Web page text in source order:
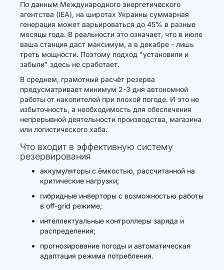
По данным Международного энергетического
агентства (IEA), на широтах Украины суммарная
генерация может варьироваться до 45% в разные
месяцы года. В реальности это означает, что в июле
ваша станция даст максимум, а в декабре - лишь
треть мощности. Поэтому подход "установили и
забыли" здесь не сработает.
В среднем, грамотный расчёт резерва
предусматривает минимум 2-3 дня автономной
работы от накопителей при плохой погоде. И это не
избыточность, а необходимость для обеспечения
непрерывной деятельности производства, магазина
или логистического хаба.
Что входит в эффективную систему
резервирования
аккумуляторы с ёмкостью, рассчитанной на
критические нагрузки;
гибридные инверторы с возможностью работы
в off-grid режиме;
интеллектуальные контроллеры заряда и
распределения;
прогнозирование погоды и автоматическая
адаптация режима потребления.